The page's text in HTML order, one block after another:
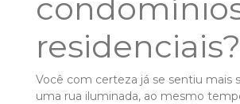
residenciais?
Você com certeza já se sentiu mais
uma rua iluminada, ao mesmo